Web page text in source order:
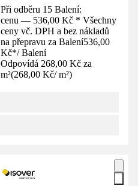
Při odběru 15 Balení:
cenu — 536,00 Kč * Všechny
ceny vč. DPH a bez nákladů
na přepravu za Balení536,00
Kč*/ Balení
Odpovídá 268,00 Kč za
m²(268,00 Kč/ m²)